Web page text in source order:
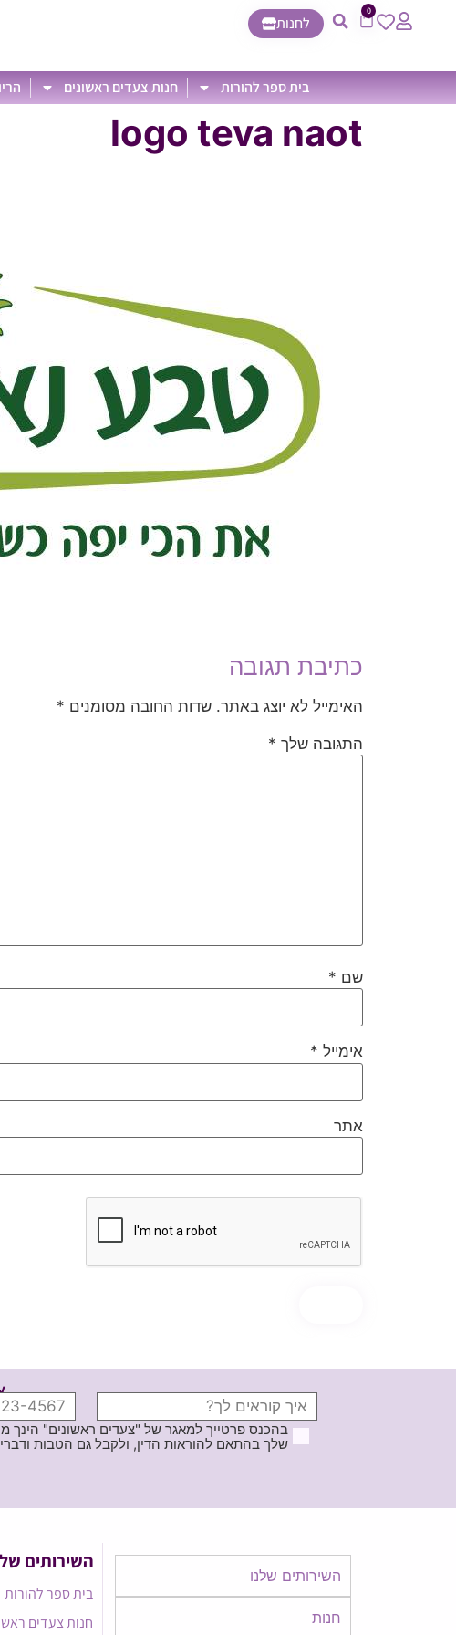
0
לחנות
בית ספר להורות חנות צעדים ראשונים
logo teva naot
כתיבת תגובה
האימייל לא יוצג באתר. שדות החובה מסומנים *
התגובה שלך *
שם *
אימייל *
אתר
בהכנס פרטייך למאגר של "צעדים ראשונים" הינך
שלך בהתאם להוראות הדין, ולקבל גם הטבות ודברי פרסומת
השירותים שלנו
חנות
השירותים
בית ספר להורות
חנות צעדים